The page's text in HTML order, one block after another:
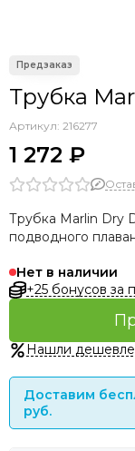
Armytek
C4
Aquateam
Sarbags
KF
Трубка
Артикул: 216277
1 272 ₽
Трубка Marlin Dry
подводного
Нет в наличии
+25 бонусов за
Нашли
Доставим
руб.